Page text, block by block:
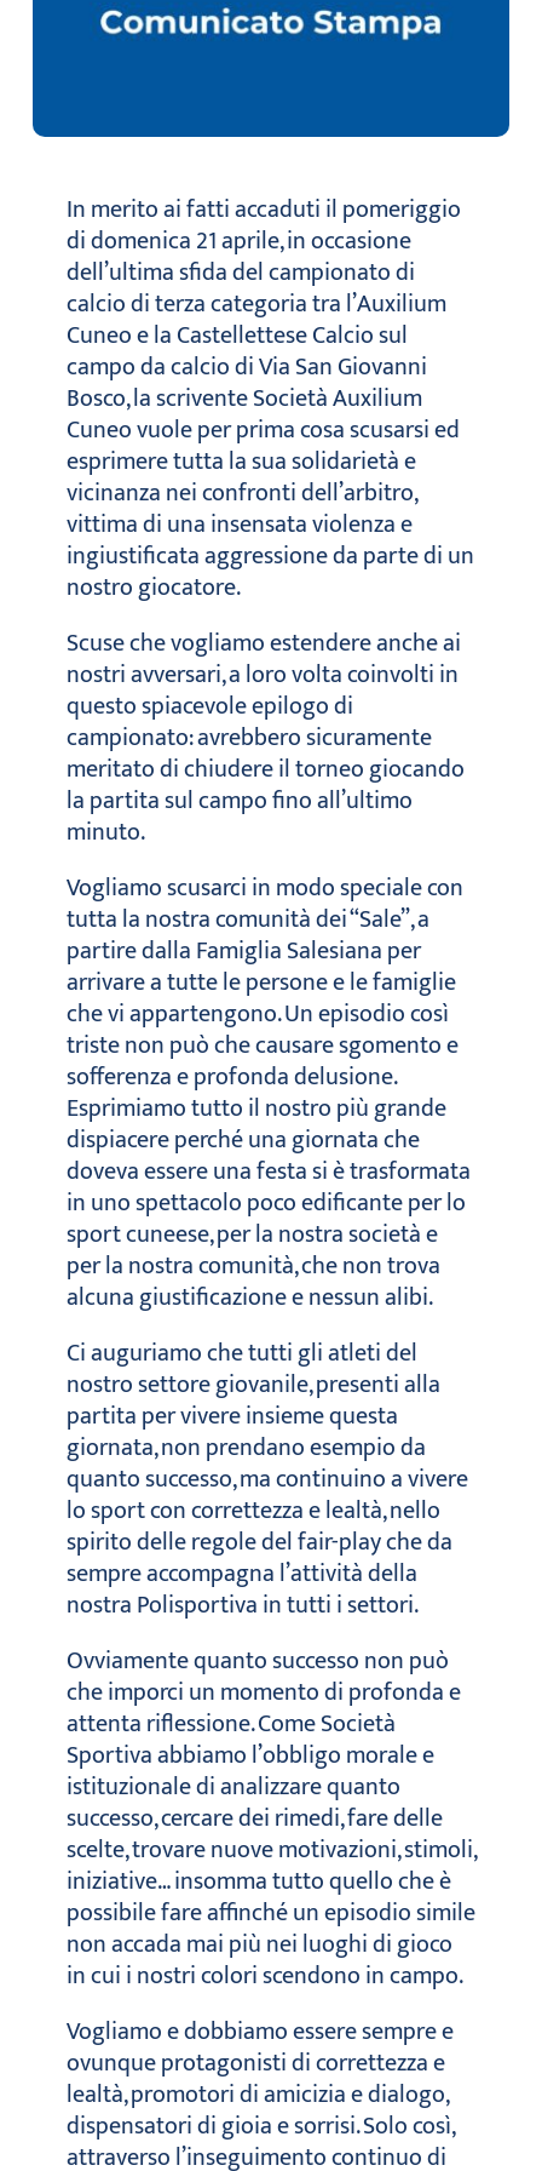
In merito ai fatti accaduti il pomeriggio
di domenica 21 aprile, in occasione
dell’ultima sfida del campionato di
calcio di terza categoria tra l’Auxilium
Cuneo e la Castellettese Calcio sul
campo da calcio di Via San Giovanni
Bosco, la scrivente Società Auxilium
Cuneo vuole per prima cosa scusarsi ed
esprimere tutta la sua solidarietà e
vicinanza nei confronti dell’arbitro,
vittima di una insensata violenza e
ingiustificata aggressione da parte di un
nostro giocatore.
Scuse che vogliamo estendere anche ai
nostri avversari, a loro volta coinvolti in
questo spiacevole epilogo di
campionato: avrebbero sicuramente
meritato di chiudere il torneo giocando
la partita sul campo fino all’ultimo
minuto.
Vogliamo scusarci in modo speciale con
tutta la nostra comunità dei “Sale”, a
partire dalla Famiglia Salesiana per
arrivare a tutte le persone e le famiglie
che vi appartengono. Un episodio così
triste non può che causare sgomento e
sofferenza e profonda delusione.
Esprimiamo tutto il nostro più grande
dispiacere perché una giornata che
doveva essere una festa si è trasformata
in uno spettacolo poco edificante per lo
sport cuneese, per la nostra società e
per la nostra comunità, che non trova
alcuna giustificazione e nessun alibi.
Ci auguriamo che tutti gli atleti del
nostro settore giovanile, presenti alla
partita per vivere insieme questa
giornata, non prendano esempio da
quanto successo, ma continuino a vivere
lo sport con correttezza e lealtà, nello
spirito delle regole del fair-play che da
sempre accompagna l’attività della
nostra Polisportiva in tutti i settori.
Ovviamente quanto successo non può
che imporci un momento di profonda e
attenta riflessione. Come Società
Sportiva abbiamo l’obbligo morale e
istituzionale di analizzare quanto
successo, cercare dei rimedi, fare delle
scelte, trovare nuove motivazioni, stimoli,
iniziative… insomma tutto quello che è
possibile fare affinché un episodio simile
non accada mai più nei luoghi di gioco
in cui i nostri colori scendono in campo.
Vogliamo e dobbiamo essere sempre e
ovunque protagonisti di correttezza e
lealtà, promotori di amicizia e dialogo,
dispensatori di gioia e sorrisi. Solo così,
attraverso l’inseguimento continuo di